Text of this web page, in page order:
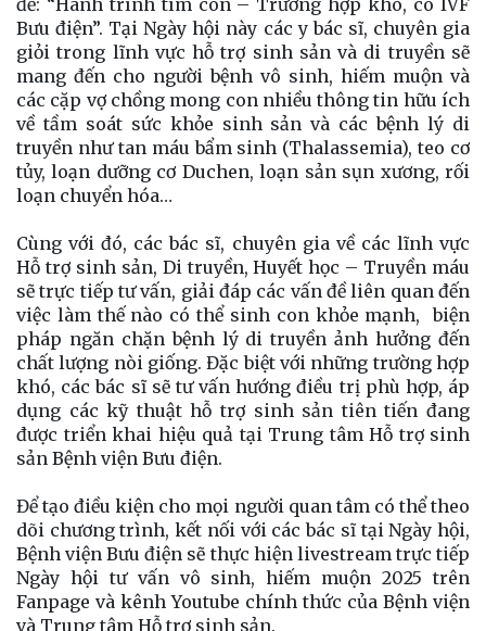
đề: “Hành trình tìm con – Trường hợp khó, có IVF
Bưu điện”. Tại Ngày hội này các y bác sĩ, chuyên gia
giỏi trong lĩnh vực hỗ trợ sinh sản và di truyền sẽ
mang đến cho người bệnh vô sinh, hiếm muộn và
các cặp vợ chồng mong con nhiều thông tin hữu ích
về tầm soát sức khỏe sinh sản và các bệnh lý di
truyền như tan máu bẩm sinh (Thalassemia), teo cơ
tủy, loạn dưỡng cơ Duchen, loạn sản sụn xương, rối
loạn chuyển hóa…
Cùng với đó, các bác sĩ, chuyên gia về các lĩnh vực
Hỗ trợ sinh sản, Di truyền, Huyết học – Truyền máu
sẽ trực tiếp tư vấn, giải đáp các vấn đề liên quan đến
việc làm thế nào có thể sinh con khỏe mạnh, biện
pháp ngăn chặn bệnh lý di truyền ảnh hưởng đến
chất lượng nòi giống. Đặc biệt với những trường hợp
khó, các bác sĩ sẽ tư vấn hướng điều trị phù hợp, áp
dụng các kỹ thuật hỗ trợ sinh sản tiên tiến đang
được triển khai hiệu quả tại Trung tâm Hỗ trợ sinh
sản Bệnh viện Bưu điện.
Để tạo điều kiện cho mọi người quan tâm có thể theo
dõi chương trình, kết nối với các bác sĩ tại Ngày hội,
Bệnh viện Bưu điện sẽ thực hiện livestream trực tiếp
Ngày hội tư vấn vô sinh, hiếm muộn 2025 trên
Fanpage và kênh Youtube chính thức của Bệnh viện
và Trung tâm Hỗ trợ sinh sản.